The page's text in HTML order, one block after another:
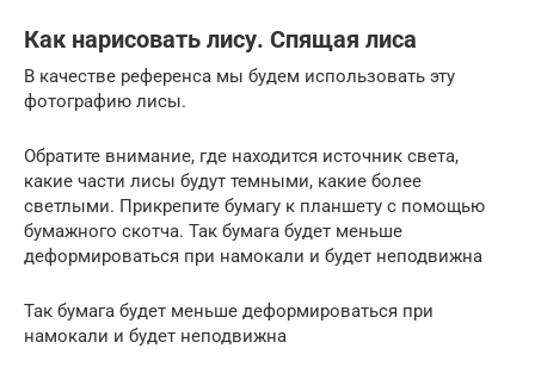
Как нарисовать лису. Спящая лиса
В качестве референса мы будем использовать эту
фотографию лисы.
Обратите внимание, где находится источник света,
какие части лисы будут темными, какие более
светлыми. Прикрепите бумагу к планшету с помощью
бумажного скотча. Так бумага будет меньше
деформироваться при намокали и будет неподвижна
Так бумага будет меньше деформироваться при
намокали и будет неподвижна